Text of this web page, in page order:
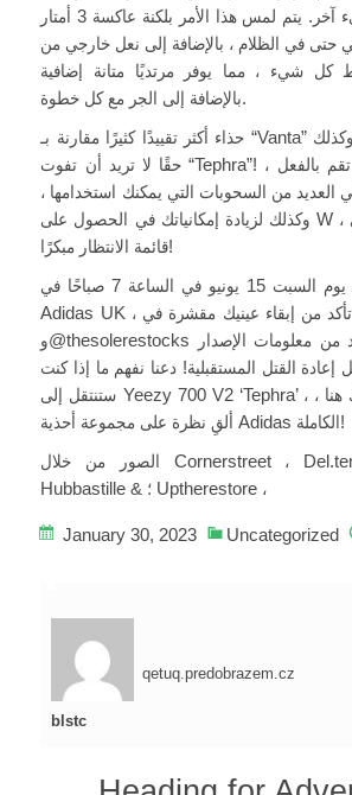
للراحة مثل أي شيء آخر. يتم لمس هذا الأمر بلكنة عاكسة 3 أمتار
حتى في الظلام ، بالإضافة إلى نعل خارجي من
كل شيء ، مما يوفر مرتديًا متانة إضافية
بالإضافة إلى الجر مع كل خطوة.
حذاء أكثر تقييدًا كثيرًا مقارنة بـ “Vanta” وكذلك “Geode” ، فأنت
حقًا لا تريد أن تفوت “Tephra”! إذا لم تكن قد لم تقم بالفعل ،
العديد من السحوبات التي يمكنك استخدامها ،
وكذلك لزيادة إمكانياتك في الحصول على W ، ضمان الوصول إلى
قائمة الانتظار مبكرًا!
من المقرر تقديمه يوم السبت 15 يونيو في الساعة 7 صباحًا في
Adidas UK ، تأكد من إبقاء عينيك مقشرة في thesolesupplier
و@thesolerestocks للحصول على مزيد من معلومات الإصدار
إعادة القتل المستقبلية! دعنا نفهم ما إذا كنت
ستنتقل إلى Yeezy 700 V2 ‘Tephra’ ، وكذلك أثناء وجودك هنا ،
ألقِ نظرة على مجموعة أحذية Adidas الكاملة!
الصور من خلال Cornerstreet ، Del.ten ، Hipstore ،
Hubbastille & ؛ Uptherestore ،
January 30, 2023 Uncategorized
blstc
qetuq.predobrazem.cz